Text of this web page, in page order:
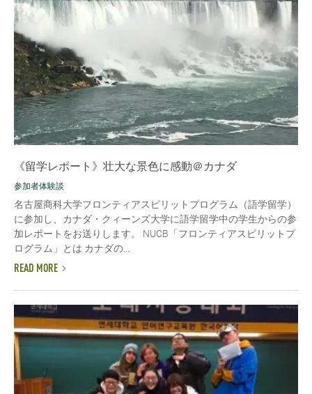
《留学レポート》壮大な景色に感動＠カナダ
参加者体験談
名古屋商科大学フロンティアスピリットプログラム（語学留学）
に参加し、カナダ・クィーンズ大学に語学留学中の学生からの参
加レポートをお送りします。 NUCB「フロンティアスピリットプ
ログラム」とは カナダの...
READ MORE